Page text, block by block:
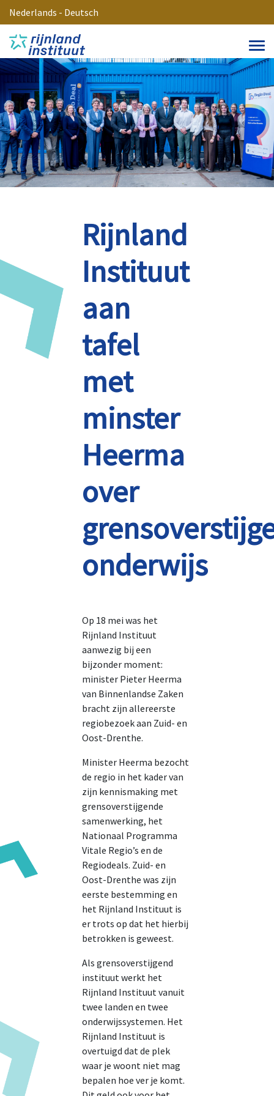
Nederlands - Deutsch
Rijnland
Instituut
aan
tafel
met
minster
Heerma
over
onderwijs
Op 18 mei was het
Rijnland Instituut
aanwezig bij een
bijzonder moment:
minister Pieter Heerma
van Binnenlandse Zaken
bracht zijn allereerste
regiobezoek aan Zuid- en
Oost-Drenthe.
Minister Heerma bezocht
de regio in het kader van
zijn kennismaking met
grensoverstijgende
samenwerking, het
Nationaal Programma
Vitale Regio’s en de
Regiodeals. Zuid- en
Oost-Drenthe was zijn
eerste bestemming en
het Rijnland Instituut is
er trots op dat het hierbij
betrokken is geweest.
Als grensoverstijgend
instituut werkt het
Rijnland Instituut vanuit
twee landen en twee
onderwijssystemen. Het
Rijnland Instituut is
overtuigd dat de plek
waar je woont niet mag
bepalen hoe ver je komt.